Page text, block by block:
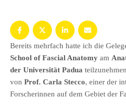
Bereits mehrfach hatte ich die
School of Fascial Anatomy am
der Universität Padua
von Prof. Carla Stecco, einer der
Forscherinnen auf dem Gebiet der